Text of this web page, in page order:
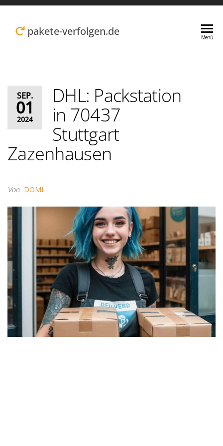
Zum
Inhalt pakete-verfolgen.de Menü
SEP.
01
2024
DHL: Packstation
in 70437
Stuttgart
Zazenhausen
Von DOMI